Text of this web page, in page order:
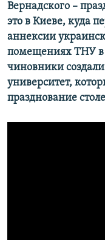
Вернадского –
это в Киеве, куда
аннексии
помещениях ТНУ в
чиновники
университет,
празднование